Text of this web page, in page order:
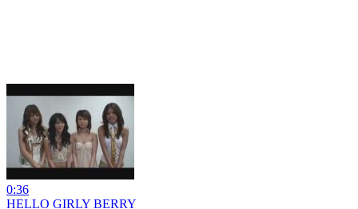
0:36
HELLO GIRLY BERRY